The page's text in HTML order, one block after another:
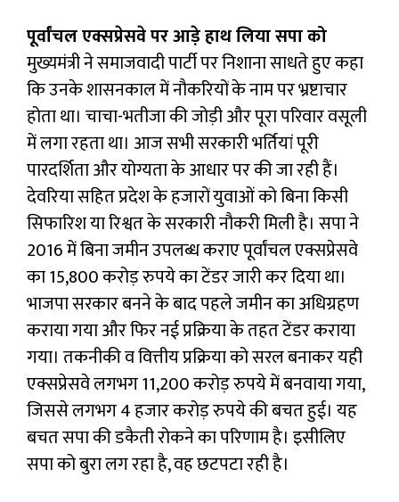
पूर्वांचल एक्सप्रेसवे पर आड़े हाथ लिया सपा को
मुख्यमंत्री ने समाजवादी पार्टी पर निशाना साधते हुए कहा
कि उनके शासनकाल में नौकरियों के नाम पर भ्रष्टाचार
होता था। चाचा-भतीजा की जोड़ी और पूरा परिवार वसूली
में लगा रहता था। आज सभी सरकारी भर्तियां पूरी
पारदर्शिता और योग्यता के आधार पर की जा रही हैं।
देवरिया सहित प्रदेश के हजारों युवाओं को बिना किसी
सिफारिश या रिश्वत के सरकारी नौकरी मिली है। सपा ने
2016 में बिना जमीन उपलब्ध कराए पूर्वांचल एक्सप्रेसवे
का 15,800 करोड़ रुपये का टेंडर जारी कर दिया था।
भाजपा सरकार बनने के बाद पहले जमीन का अधिग्रहण
कराया गया और फिर नई प्रक्रिया के तहत टेंडर कराया
गया। तकनीकी व वित्तीय प्रक्रिया को सरल बनाकर यही
एक्सप्रेसवे लगभग 11,200 करोड़ रुपये में बनवाया गया,
जिससे लगभग 4 हजार करोड़ रुपये की बचत हुई। यह
बचत सपा की डकैती रोकने का परिणाम है। इसीलिए
सपा को बुरा लग रहा है, वह छटपटा रही है।